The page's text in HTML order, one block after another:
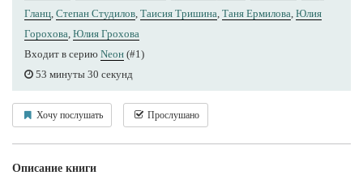
Гланц Степан Студилов Таисия Тришина Таня Ермилова Юлия
Горохова Юлия Грохова
Входит в серию Nеон (#1)
53 минуты 30 секунд
Хочу послушать Прослушано
Описание книги